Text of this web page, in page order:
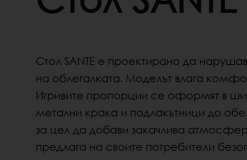
Стол SANTE е проектирано да
на облегалката. Моделът влага
Игривите пропорции се оформят в
метални крака и подлакътници до
за цел да добави закачлива
предлага на своите потребители